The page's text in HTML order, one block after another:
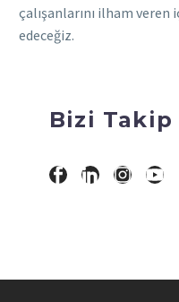
çalışanlarını ilham
edeceğiz.
Bizi Takip